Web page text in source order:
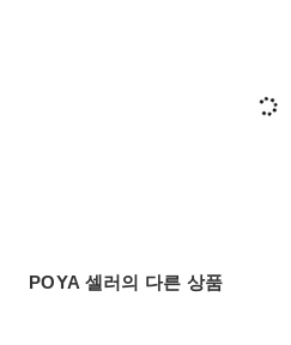
POYA 셀러의 다른 상품